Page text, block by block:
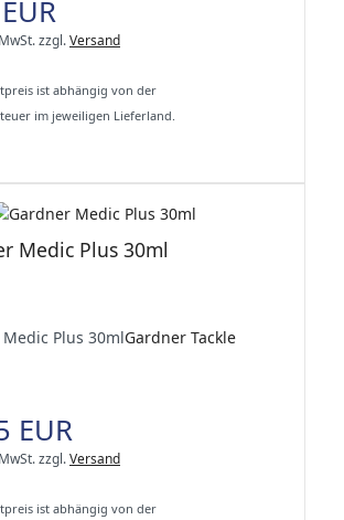
zzgl.Versand
ist abhängig von der
im jeweiligen Lieferland.
Medic Plus 30ml
Plus 30mlGardner Tackle
EUR
zzgl.Versand
ist abhängig von der